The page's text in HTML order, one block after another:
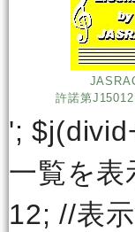
許諾第
';
一覧を
12; //表